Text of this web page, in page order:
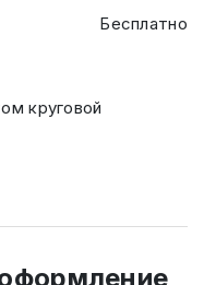
Бесплатно
круговой